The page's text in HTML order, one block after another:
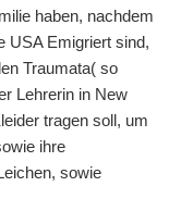
haben, nachdem
USA Emigriert sind,
Traumata( so
Lehrerin in New
tragen soll, um
ihre
sowie